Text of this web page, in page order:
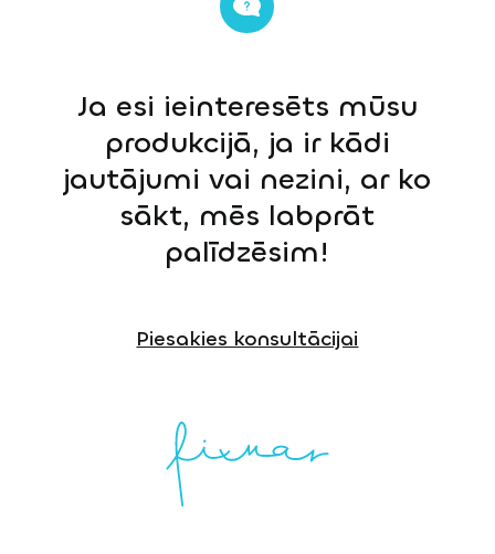
Ja esi ieinteresēts mūsu
produkcijā, ja ir kādi
jautājumi vai nezini, ar ko
sākt, mēs labprāt
palīdzēsim!
Piesakies konsultācijai